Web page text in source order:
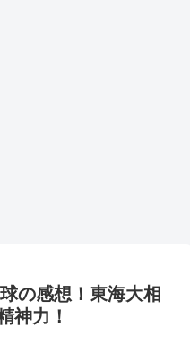
の感想！東海大相
神力！